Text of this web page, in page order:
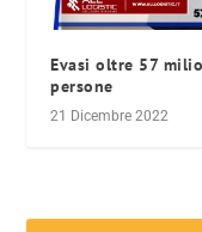
Evasi oltre 57
persone
21 Dicembre 2022